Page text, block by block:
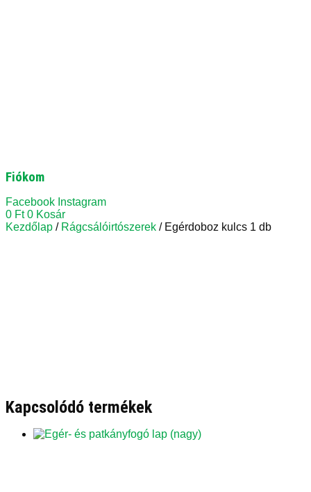
Fiókom
Facebook Instagram
0 Ft 0 Kosár
Kezdőlap / Rágcsálóirtószerek / Egérdoboz kulcs 1 db
Kapcsolódó termékek